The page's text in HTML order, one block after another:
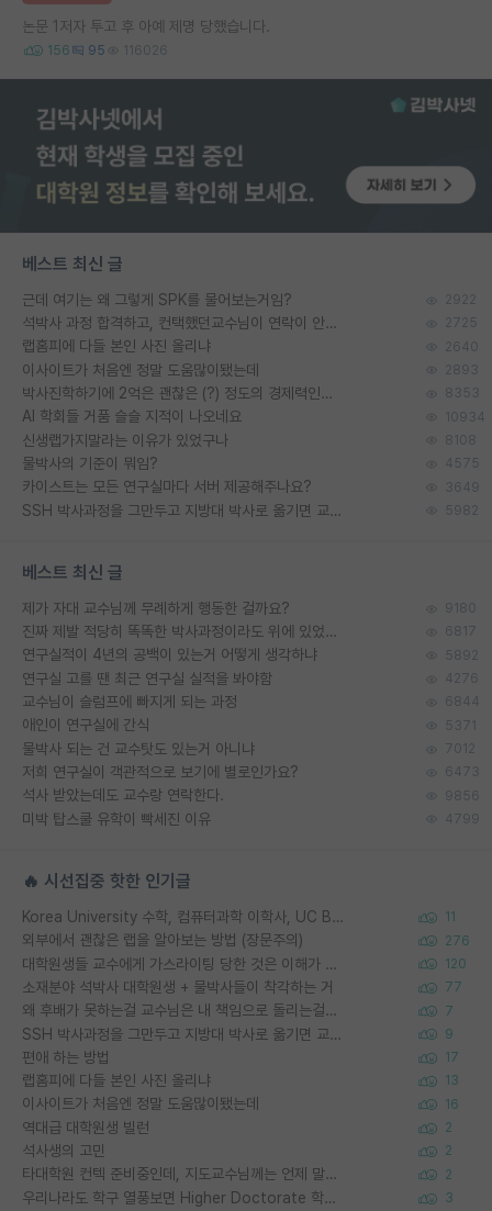
논문 1저자 투고 후 아예 제명 당했습니다.
156 95 116026
베스트 최신 글
근데 여기는 왜 그렇게 SPK를 물어보는거임? 2922
석박사 과정 합격하고, 컨택했던교수님이 연락이 안됩니다... 2725
랩홈피에 다들 본인 사진 올리냐 2640
이사이트가 처음엔 정말 도움많이됐는데 2893
박사진학하기에 2억은 괜찮은 (?) 정도의 경제력인가요 8353
AI 학회들 거품 슬슬 지적이 나오네요 10934
신생랩가지말라는 이유가 있었구나 8108
물박사의 기준이 뭐임? 4575
카이스트는 모든 연구실마다 서버 제공해주나요? 3649
SSH 박사과정을 그만두고 지방대 박사로 옮기면 교수의 꿈은 끝일까요? 5982
베스트 최신 글
제가 자대 교수님께 무례하게 행동한 걸까요? 9180
진짜 제발 적당히 똑똑한 박사과정이라도 위에 있었으면.. 6817
연구실적이 4년의 공백이 있는거 어떻게 생각하냐 5892
연구실 고를 땐 최근 연구실 실적을 봐야함 4276
교수님이 슬럼프에 빠지게 되는 과정 6844
애인이 연구실에 간식 5371
물박사 되는 건 교수탓도 있는거 아니냐 7012
저희 연구실이 객관적으로 보기에 별로인가요? 6473
석사 받았는데도 교수랑 연락한다. 9856
미박 탑스쿨 유학이 빡세진 이유 4799
🔥 시선집중 핫한 인기글
Korea University 수학, 컴퓨터과학 이학사, UC Berkeley 산업공학 대학원 공학박사가 되는 것은 쉽지 않겠죠? 11
외부에서 괜찮은 랩을 알아보는 방법 (장문주의) 276
대학원생들 교수에게 가스라이팅 당한 것은 이해가 갑니다. 안타깝네요. 120
소재분야 석박사 대학원생 + 물박사들이 착각하는 거 77
왜 후배가 못하는걸 교수님은 내 책임으로 돌리는걸까요? 7
SSH 박사과정을 그만두고 지방대 박사로 옮기면 교수의 꿈은 끝일까요? 9
편애 하는 방법 17
랩홈피에 다들 본인 사진 올리냐 13
이사이트가 처음엔 정말 도움많이됐는데 16
역대급 대학원생 빌런 2
석사생의 고민 2
타대학원 컨텍 준비중인데, 지도교수님께는 언제 말씀드려야 할까요? 2
우리나라도 학구 열풍보면 Higher Doctorate 학위가 필요하다고 봅니다. 3